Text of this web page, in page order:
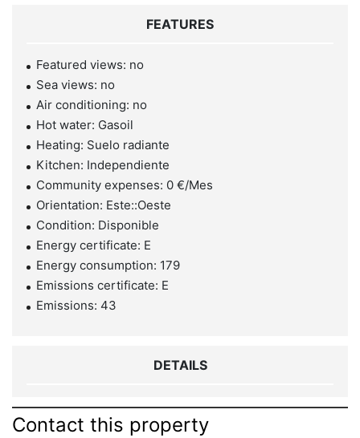
FEATURES
Featured views: no
Sea views: no
Air conditioning: no
Hot water: Gasoil
Heating: Suelo radiante
Kitchen: Independiente
Community expenses: 0 €/Mes
Orientation: Este::Oeste
Condition: Disponible
Energy certificate: E
Energy consumption: 179
Emissions certificate: E
Emissions: 43
DETAILS
Contact this property